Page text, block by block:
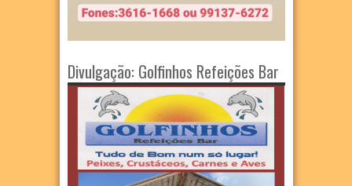
Divulgação: Golfinhos Refeições Bar